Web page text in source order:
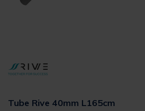
Tube Rive 40mm L165cm